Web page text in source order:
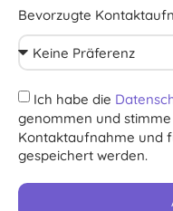
Bevorzugte
Ich habe die
genommen und
Kontaktaufnahme und
gespeichert werden.